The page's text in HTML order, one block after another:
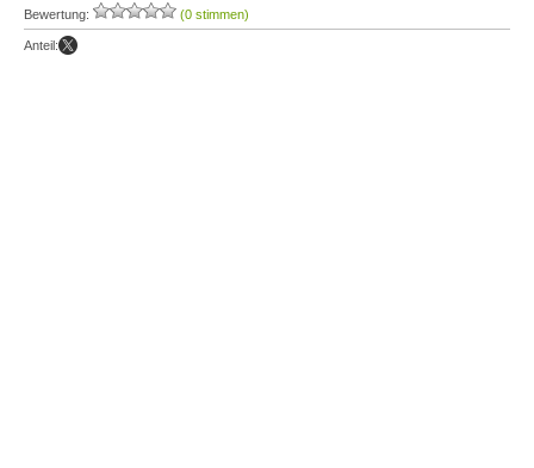
Bewertung: (0 stimmen)
Anteil: